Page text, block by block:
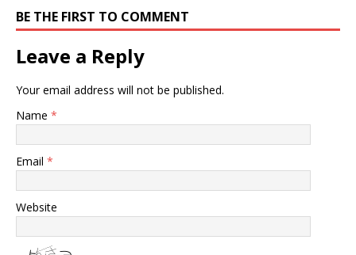
BE THE FIRST TO COMMENT
Leave a Reply
Your email address will not be published.
Name *
Email *
Website